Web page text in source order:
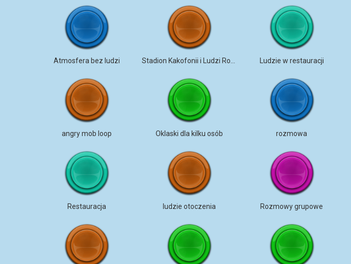
Atmosfera bez ludzi Ludzie w restauracji
angry mob loop Oklaski dla kilku osób rozmowa
Restauracja ludzie otoczenia Rozmowy grupowe